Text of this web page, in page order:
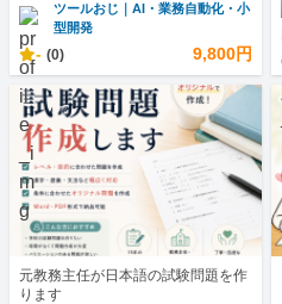
ツールおじ｜AI・業務自動化・小
型開発
- (0) 9,800円
元教務主任が日本語の試験問題を作
ります